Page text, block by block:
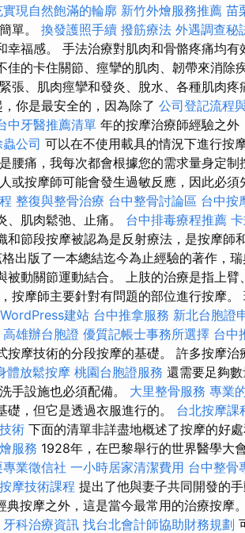
現自然飽滿的輪廓 新竹外燴服務推薦 苗
單。 換發護照手續 撥筋療法 外遇調查秘
福感。 手法治療對肌肉和骨骼疼痛均有
佳的卡住關節、痙攣的肌肉、韌帶來消除
張、肌肉痙攣和發炎、脫水、各種肌肉
你是最安全的，因為除了 公司登記流程
中牙醫推薦清單 年的按摩治療師經驗之外
蟲公司 可以在不使用載具的情況下進行按
腰痛，我每次都會根據您的需求量身定制
或按摩師可能會發生過敏反應，因此必須
整復與整骨治療 台中整骨討論區 台中按
、肌肉鬆弛、止痛。 台中排毒療程推薦
和節段按摩被認為是反射療法，是按摩師
出版了一本總結迄今為止經驗的著作，瑞
被動關節運動結合。 上肢的治療是指上
按摩師主要針對有問題的部位進行按摩
建站 台中推拿服務 新北台胞證
高雄辦台胞證 優質記帳士事務所選擇 台中
按摩技術的分段按摩的基礎。 許多按摩
體放鬆按摩 桃園台胞證服務 還需要足夠
手設施也必須配備。 大里整骨服務 專業
，但它是透過衣服進行的。 台北按摩課
術 下面的清單非詳盡地概述了按摩的好
服務 1928年，在巴黎舉行的世界醫學大
業徵信社 一小時居家清潔費用 台中整骨
按摩技術課程 提出了他與妻子共同開發的
典按摩之外，這是當今最常用的治療按摩
牙科治療資訊 找台北會計師協助財務規劃